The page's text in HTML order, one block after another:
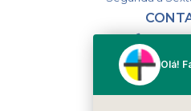
(11)
(11)
Olá!